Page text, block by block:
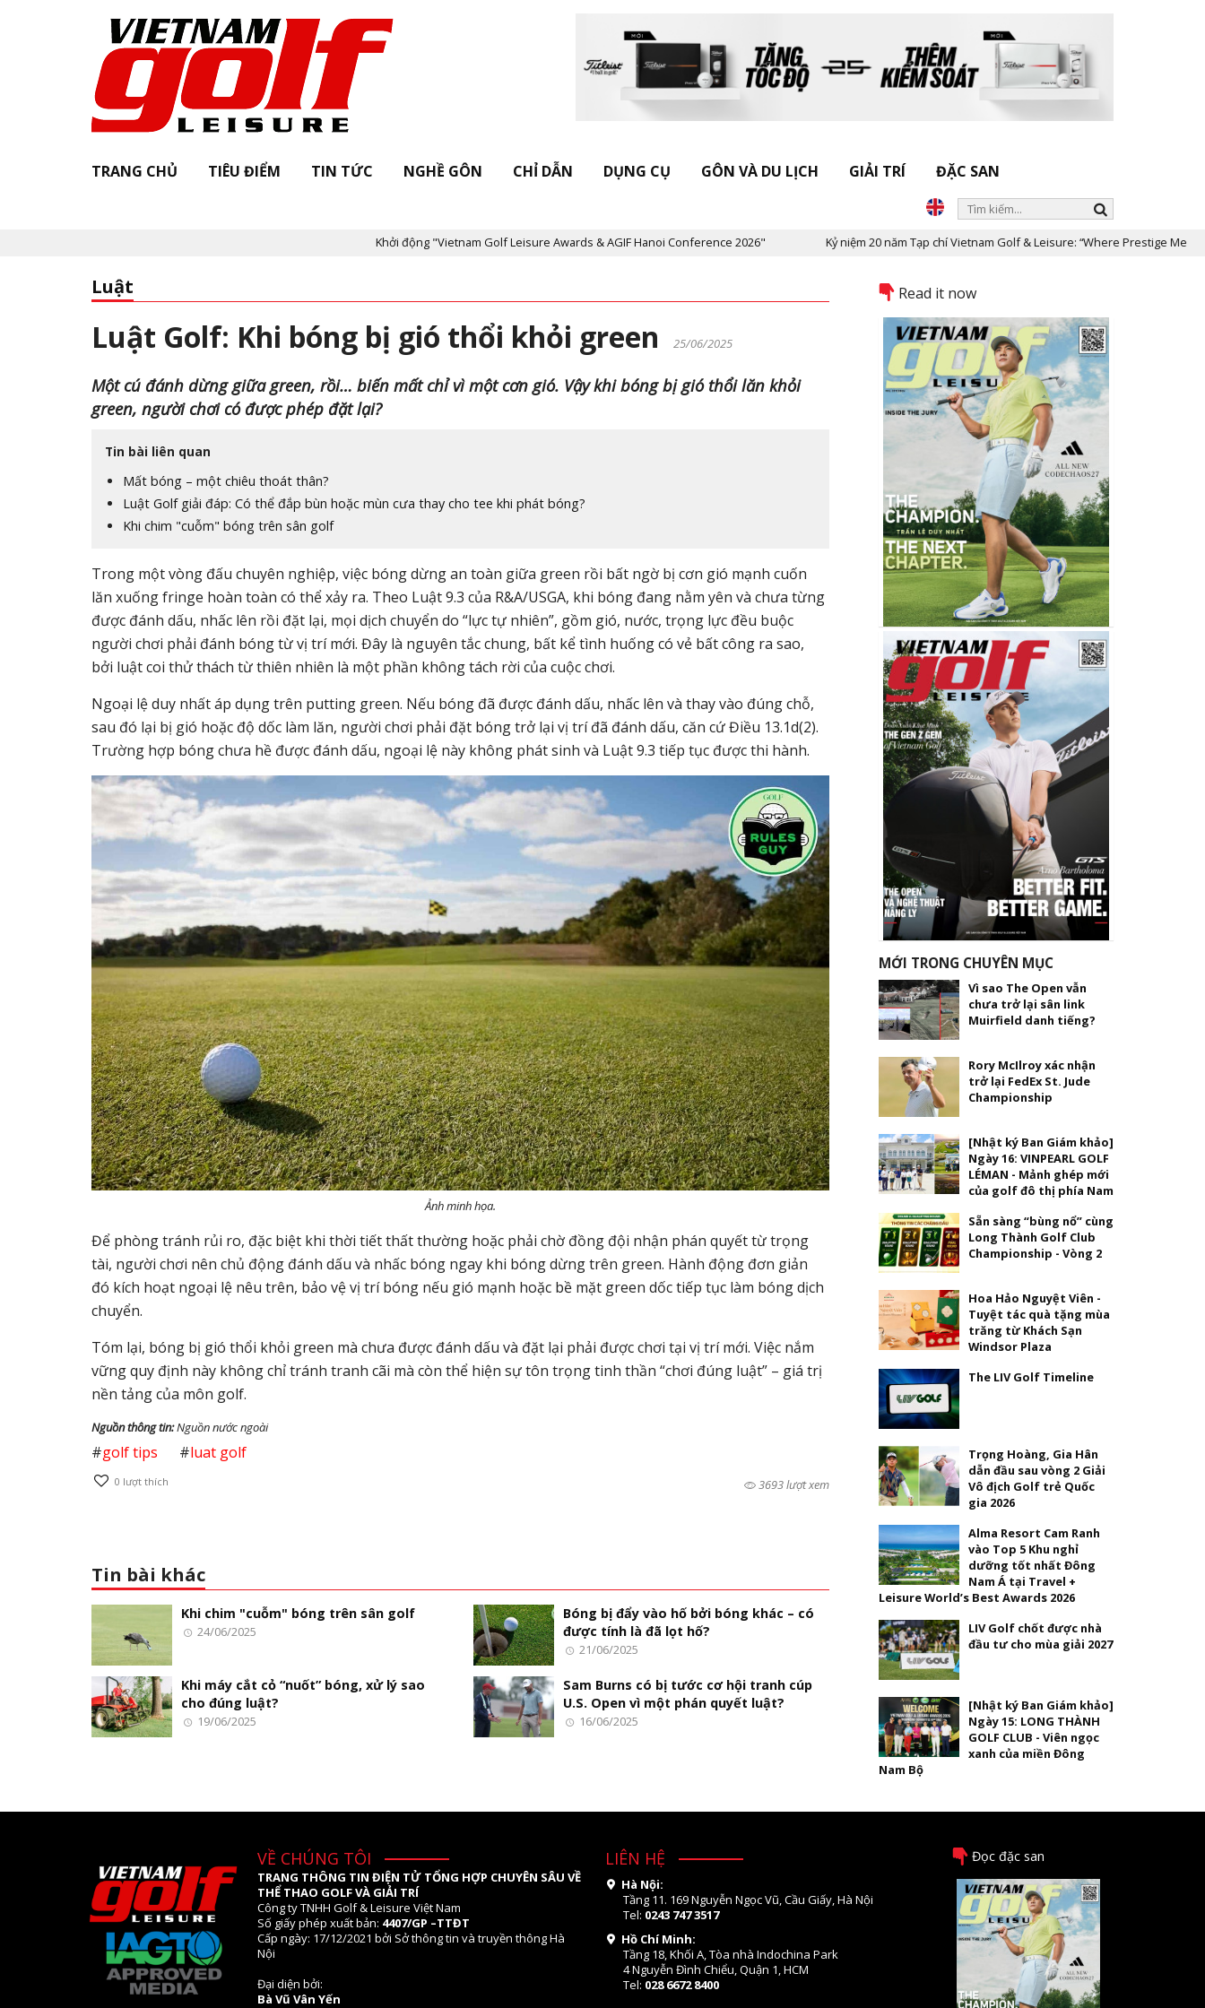
TRANG CHỦ TIÊU ĐIỂM TIN TỨC NGHỀ GÔN CHỈ DẪN DỤNG CỤ GÔN VÀ DU LỊCH GIẢI TRÍ ĐẶC SAN
Khởi động "Vietnam Golf Leisure Awards & AGIF Hanoi Conference 2026" Kỷ niệm 20 năm Tạp chí Vietnam Golf & Leisure: “Where Prestige Meets
Luật
Luật Golf: Khi bóng bị gió thổi khỏi green 25/06/2025
Một cú đánh dừng giữa green, rồi… biến mất chỉ vì một cơn gió. Vậy khi bóng bị gió thổi lăn khỏi
green, người chơi có được phép đặt lại?
Tin bài liên quan
Mất bóng – một chiêu thoát thân?
Luật Golf giải đáp: Có thể đắp bùn hoặc mùn cưa thay cho tee khi phát bóng?
Khi chim "cuỗm" bóng trên sân golf
Trong một vòng đấu chuyên nghiệp, việc bóng dừng an toàn giữa green rồi bất ngờ bị cơn gió mạnh cuốn
lăn xuống fringe hoàn toàn có thể xảy ra. Theo Luật 9.3 của R&A/USGA, khi bóng đang nằm yên và chưa từng
được đánh dấu, nhấc lên rồi đặt lại, mọi dịch chuyển do “lực tự nhiên”, gồm gió, nước, trọng lực đều buộc
người chơi phải đánh bóng từ vị trí mới. Đây là nguyên tắc chung, bất kể tình huống có vẻ bất công ra sao,
bởi luật coi thử thách từ thiên nhiên là một phần không tách rời của cuộc chơi.
Ngoại lệ duy nhất áp dụng trên putting green. Nếu bóng đã được đánh dấu, nhấc lên và thay vào đúng chỗ,
sau đó lại bị gió hoặc độ dốc làm lăn, người chơi phải đặt bóng trở lại vị trí đã đánh dấu, căn cứ Điều 13.1d(2).
Trường hợp bóng chưa hề được đánh dấu, ngoại lệ này không phát sinh và Luật 9.3 tiếp tục được thi hành.
Ảnh minh họa.
Để phòng tránh rủi ro, đặc biệt khi thời tiết thất thường hoặc phải chờ đồng đội nhận phán quyết từ trọng
tài, người chơi nên chủ động đánh dấu và nhấc bóng ngay khi bóng dừng trên green. Hành động đơn giản
đó kích hoạt ngoại lệ nêu trên, bảo vệ vị trí bóng nếu gió mạnh hoặc bề mặt green dốc tiếp tục làm bóng dịch
chuyển.
Tóm lại, bóng bị gió thổi khỏi green mà chưa được đánh dấu và đặt lại phải được chơi tại vị trí mới. Việc nắm
vững quy định này không chỉ tránh tranh cãi mà còn thể hiện sự tôn trọng tinh thần “chơi đúng luật” – giá trị
nền tảng của môn golf.
Nguồn thông tin:Nguồn nước ngoài
#golf tips #luat golf
0 lượt thích 3693 lượt xem
Tin bài khác
Khi chim "cuỗm" bóng trên sân golf
24/06/2025
Bóng bị đẩy vào hố bởi bóng khác – có
được tính là đã lọt hố?
21/06/2025
Khi máy cắt cỏ “nuốt” bóng, xử lý sao
cho đúng luật?
19/06/2025
Sam Burns có bị tước cơ hội tranh cúp
U.S. Open vì một phán quyết luật?
16/06/2025
Read it now
MỚI TRONG CHUYÊN MỤC
Vì sao The Open vẫn
chưa trở lại sân link
Muirfield danh tiếng?
Rory McIlroy xác nhận
trở lại FedEx St. Jude
Championship
[Nhật ký Ban Giám khảo]
Ngày 16: VINPEARL GOLF
LÉMAN - Mảnh ghép mới
của golf đô thị phía Nam
Sẵn sàng “bùng nổ” cùng
Long Thành Golf Club
Championship - Vòng 2
Hoa Hảo Nguyệt Viên -
Tuyệt tác quà tặng mùa
trăng từ Khách Sạn
Windsor Plaza
The LIV Golf Timeline
Trọng Hoàng, Gia Hân
dẫn đầu sau vòng 2 Giải
Vô địch Golf trẻ Quốc
gia 2026
Alma Resort Cam Ranh
vào Top 5 Khu nghỉ
dưỡng tốt nhất Đông
Nam Á tại Travel +
Leisure World’s Best Awards 2026
LIV Golf chốt được nhà
đầu tư cho mùa giải 2027
[Nhật ký Ban Giám khảo]
Ngày 15: LONG THÀNH
GOLF CLUB - Viên ngọc
xanh của miền Đông
Nam Bộ
VỀ CHÚNG TÔI
TRANG THÔNG TIN ĐIỆN TỬ TỔNG HỢP CHUYÊN SÂU VỀ
THỂ THAO GOLF VÀ GIẢI TRÍ
Công ty TNHH Golf & Leisure Việt Nam
Số giấy phép xuất bản: 4407/GP –TTĐT
Cấp ngày: 17/12/2021 bởi Sở thông tin và truyền thông Hà
Nội
Đại diện bởi:
Bà Vũ Vân Yến
LIÊN HỆ
Hà Nội:
Tầng 11. 169 Nguyễn Ngọc Vũ, Cầu Giấy, Hà Nội
Tel: 0243 747 3517
Hồ Chí Minh:
Tầng 18, Khối A, Tòa nhà Indochina Park
4 Nguyễn Đình Chiểu, Quận 1, HCM
Tel: 028 6672 8400
Đọc đặc san